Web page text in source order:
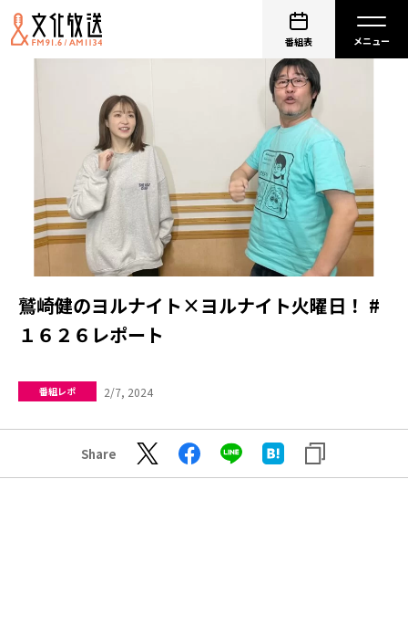
番組表
鷲崎健のヨルナイト×ヨルナイト火曜日！ #
１６２６レポート
番組レポ 2/7, 2024
Share